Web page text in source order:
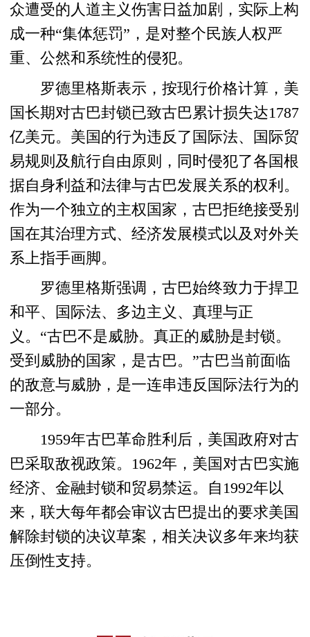
众遭受的人道主义伤害日益加剧，实际上构
成一种“集体惩罚”，是对整个民族人权严
重、公然和系统性的侵犯。
罗德里格斯表示，按现行价格计算，美
国长期对古巴封锁已致古巴累计损失达1787
亿美元。美国的行为违反了国际法、国际贸
易规则及航行自由原则，同时侵犯了各国根
据自身利益和法律与古巴发展关系的权利。
作为一个独立的主权国家，古巴拒绝接受别
国在其治理方式、经济发展模式以及对外关
系上指手画脚。
罗德里格斯强调，古巴始终致力于捍卫
和平、国际法、多边主义、真理与正
义。“古巴不是威胁。真正的威胁是封锁。
受到威胁的国家，是古巴。”古巴当前面临
的敌意与威胁，是一连串违反国际法行为的
一部分。
1959年古巴革命胜利后，美国政府对古
巴采取敌视政策。1962年，美国对古巴实施
经济、金融封锁和贸易禁运。自1992年以
来，联大每年都会审议古巴提出的要求美国
解除封锁的决议草案，相关决议多年来均获
压倒性支持。